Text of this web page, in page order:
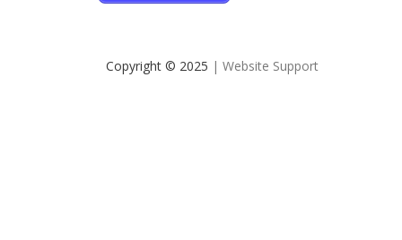
Copyright © 2025 | Website Support